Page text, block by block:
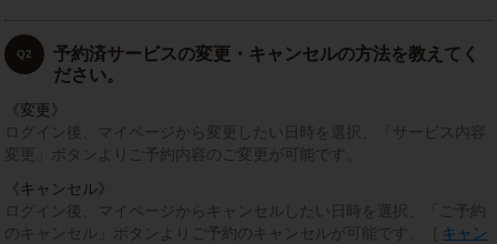
Q2
予約済サービスの変更・キャンセルの方法を教えてく
ださい。
《変更》
ログイン後、マイページから変更したい日時を選択、「サービス内容
変更」ボタンよりご予約内容のご変更が可能です。
《キャンセル》
ログイン後、マイページからキャンセルしたい日時を選択、「ご予約
のキャンセル」ボタンよりご予約のキャンセルが可能です。［
キャン